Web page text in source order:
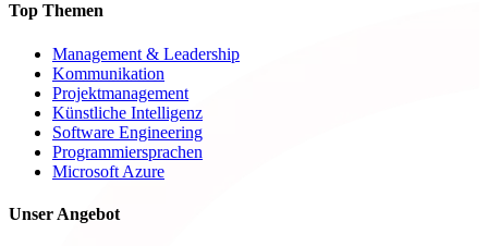
Top Themen
Management & Leadership
Kommunikation
Projektmanagement
Künstliche Intelligenz
Software Engineering
Programmiersprachen
Microsoft Azure
Unser Angebot